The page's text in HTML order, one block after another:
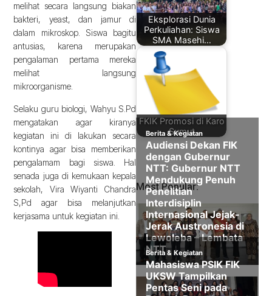
melihat secara langsung biakan
bakteri, yeast, dan jamur di
dalam mikroskop. Siswa bagitu
antusias, karena merupakan
pengalaman pertama mereka
melihat langsung
mikroorganisme.
Selaku guru biologi, Wahyu S.Pd
mengatakan agar kiranya
kegiatan ini di lakukan secara
kontinya agar bisa memberikan
pengalamam bagi siswa. Hal
senada juga di kemukaan kepala
sekolah, Vira Wiyanti Chandra
S,Pd agar bisa melanjutkan
kerjasama untuk kegiatan ini.
Eksplorasi Dunia
Perkuliahan: Siswa
SMA Masehi…
FKIK Promosi di Karo
Sumut
Most Popular: